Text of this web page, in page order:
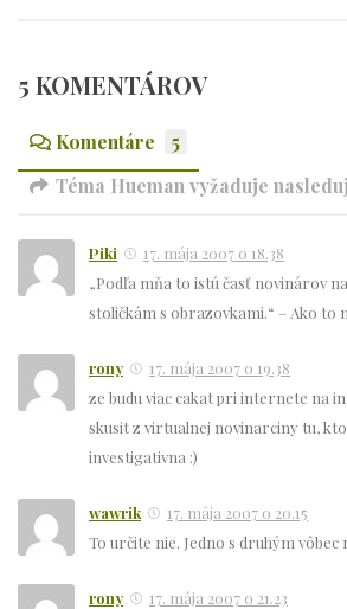
5 KOMENTÁROV
Komentáre
5
Téma Hueman vyžaduje
Piki
17. mája 2007 o 18.38
„Podľa mňa to istú časť novinárov
stoličkám s obrazovkami.“ – Ako to
rony
17. mája 2007 o 19.38
ze budu viac cakat pri internete na
skusit z virtualnej novinarciny tu,
investigativna :)
wawrik
17. mája 2007 o 20.15
To určite nie. Jedno s druhým vôbec
rony
17. mája 2007 o 21.23